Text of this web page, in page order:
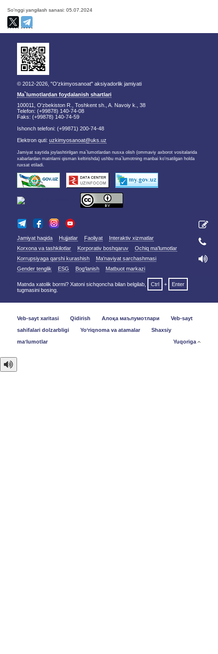
So'nggi yangilash sanasi: 05.07.2024
© 2012-2026, "O'zkimyosanoat" aksiyadorlik jamiyati
Ma`lumotlardan foydalanish shartlari
100011, O'zbekiston R., Toshkent sh., A. Navoiy k., 38
Telefon: (+99878) 140-74-08
Faks: (+99878) 140-74-59
Ishonch telefoni: (+99871) 200-74-48
Elektron quti: uzkimyosanoat@uks.uz
Jamiyat saytida joylashtirilgan ma`lumotlardan nusxa olish (ommaviy axborot vositalarida
xabarlardan matnlarni qisman keltirishda) ushbu ma`lumotning manbai ko'rsatilgan holda
ruxsat etiladi.
Jamiyat haqida Hujjatlar Faoliyat
Interaktiv xizmatlar
Korxona va tashkilotlar
Korporativ boshqaruv
Ochiq ma'lumotlar
Korrupsiyaga qarshi kurashish
Ma'naviyat sarchashmasi
Gender tenglik
ESG Bog‘lanish Matbuot markazi
Matnda xatolik bormi? Xatoni sichqoncha bilan belgilab, Ctrl +
Enter
tugmasini bosing.
Veb-sayt xaritasi Qidirish Алоқа маълумотлари
Veb-sayt
sahifalari dolzarbligi
Yo‘riqnoma va atamalar
Shaxsiy
maʼlumotlar
Yuqoriga